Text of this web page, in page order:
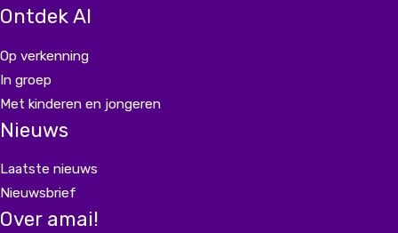
Ontdek AI
Op verkenning
In groep
Met kinderen en jongeren
Nieuws
Laatste nieuws
Nieuwsbrief
Over amai!